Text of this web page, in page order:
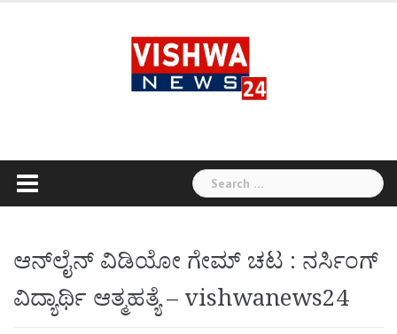
Search
for:
ಆನ್‌ಲೈನ್ ವಿಡಿಯೋ ಗೇಮ್ ಚಟ : ನರ್ಸಿಂಗ್
ವಿದ್ಯಾರ್ಥಿ ಆತ್ಮಹತ್ಯೆ – vishwanews24